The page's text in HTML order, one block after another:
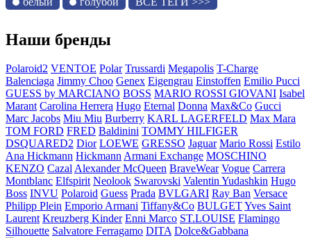
Наши бренды
Polaroid2 VENTOE Polar Trussardi Megapolis T-Charge
Balenciaga Jimmy Choo Genex Eigengrau Einstoffen Emilio Pucci
GUESS by MARCIANO BOSS MARIO ROSSI GIOVANI Isabel
Marant Carolina Herrera Hugo Eternal Donna Max&Co Gucci
Marc Jacobs Miu Miu Burberry KARL LAGERFELD Max Mara
TOM FORD FRED Baldinini TOMMY HILFIGER
DSQUARED2 Dior LOEWE GRESSO Jaguar Mario Rossi Estilo
Ana Hickmann HickmannArmani Exchange MOSCHINO
KENZO CazalAlexander McQueen BraveWear Vogue Carrera
Montblanc Elfspirit Neolook Swarovski Valentin Yudashkin Hugo
Boss INVU Polaroid Guess Prada BVLGARI Ray Ban Versace
Philipp Plein Emporio Armani Tiffany&Co BULGETYves Saint
Laurent Kreuzberg Kinder Enni Marco ST.LOUISE Flamingo
Silhouette Salvatore Ferragamo DITA Dolce&Gabbana